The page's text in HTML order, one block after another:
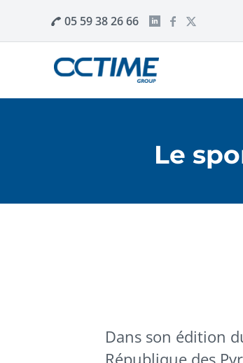
05 59 38 26 66
Le
Dans son édition
République des